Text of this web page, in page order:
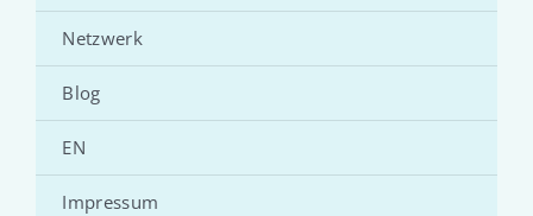
Netzwerk
Blog
EN
Impressum